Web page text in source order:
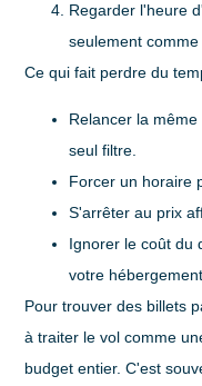
Regarder l'heure
seulement
Ce qui fait perdre du
Relancer la
seul filtre.
Forcer un horaire
S'arrêter au prix
Ignorer le coût du
votre
Pour trouver des billets
à traiter le vol comme
budget entier. C'est